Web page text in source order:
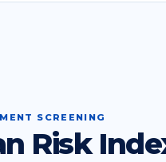
SCREENING
Risk